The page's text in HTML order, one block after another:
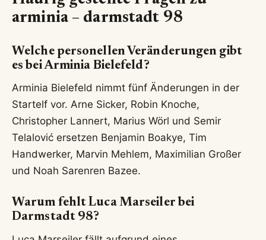
arminia – darmstadt 98
Welche personellen Veränderungen gibt
es bei Arminia Bielefeld?
Arminia Bielefeld nimmt fünf Änderungen in der
Startelf vor. Arne Sicker, Robin Knoche,
Christopher Lannert, Marius Wörl und Semir
Telalović ersetzen Benjamin Boakye, Tim
Handwerker, Marvin Mehlem, Maximilian Großer
und Noah Sarenren Bazee.
Warum fehlt Luca Marseiler bei
Darmstadt 98?